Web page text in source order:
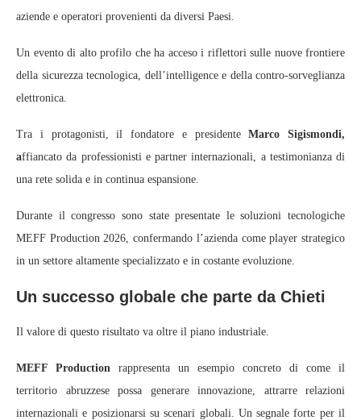
aziende e operatori provenienti da diversi Paesi.
Un evento di alto profilo che ha acceso i riflettori sulle nuove frontiere
della sicurezza tecnologica, dell’intelligence e della contro‑sorveglianza
elettronica.
Tra i protagonisti, il fondatore e presidenteMarco Sigismondi,
affiancato da professionisti e partner internazionali, a testimonianza di
una rete solida e in continua espansione.
Durante il congresso sono state presentate le soluzioni tecnologiche
MEFF Production 2026, confermando l’azienda come player strategico
in un settore altamente specializzato e in costante evoluzione.
Un successo globale che parte da Chieti
Il valore di questo risultato va oltre il piano industriale.
MEFF Production rappresenta un esempio concreto di come il
territorio abruzzese possa generare innovazione, attrarre relazioni
internazionali e posizionarsi su scenari globali. Un segnale forte per il